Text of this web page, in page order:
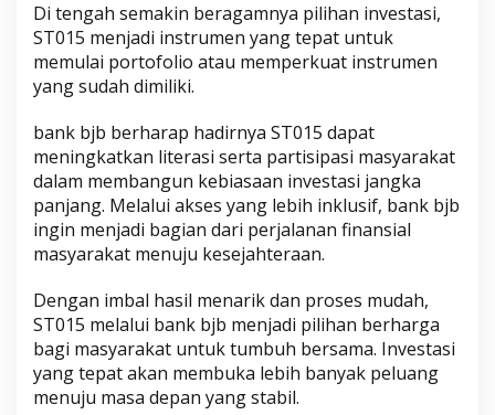
Di tengah semakin beragamnya pilihan investasi,
ST015 menjadi instrumen yang tepat untuk
memulai portofolio atau memperkuat instrumen
yang sudah dimiliki.
bank bjb berharap hadirnya ST015 dapat
meningkatkan literasi serta partisipasi masyarakat
dalam membangun kebiasaan investasi jangka
panjang. Melalui akses yang lebih inklusif, bank bjb
ingin menjadi bagian dari perjalanan finansial
masyarakat menuju kesejahteraan.
Dengan imbal hasil menarik dan proses mudah,
ST015 melalui bank bjb menjadi pilihan berharga
bagi masyarakat untuk tumbuh bersama. Investasi
yang tepat akan membuka lebih banyak peluang
menuju masa depan yang stabil.